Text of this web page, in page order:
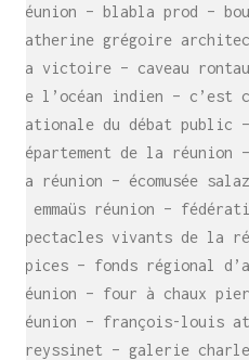
réunion – blabla prod –
catherine grégoire
la victoire – caveau
de l’océan indien – c’est
nationale du débat public
département de la
la réunion – écomusée
– emmaüs réunion –
spectacles vivants de la
épices – fonds régional
réunion – four à chaux
réunion – françois-louis
freyssinet – galerie